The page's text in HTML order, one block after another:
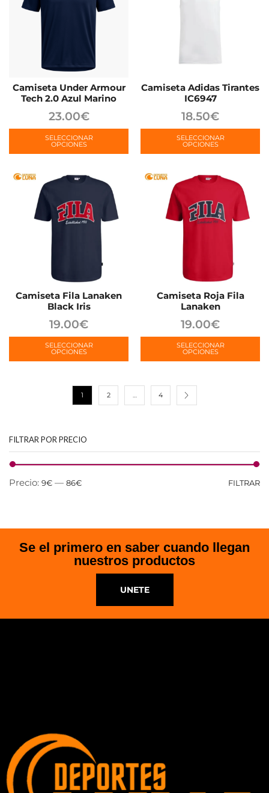
FILTRAR POR PRECIO
FILTRAR
Precio: 9€ — 86€
Camiseta Under Armour
Tech 2.0 Azul Marino
23.00€
SELECCIONAR
OPCIONES
Camiseta Adidas Tirantes
IC6947
18.50€
SELECCIONAR
OPCIONES
Camiseta Fila Lanaken
Black Iris
19.00€
SELECCIONAR
OPCIONES
Camiseta Roja Fila
Lanaken
19.00€
SELECCIONAR
OPCIONES
1 2 … 4
Se el primero en saber cuando llegan
nuestros productos
UNETE